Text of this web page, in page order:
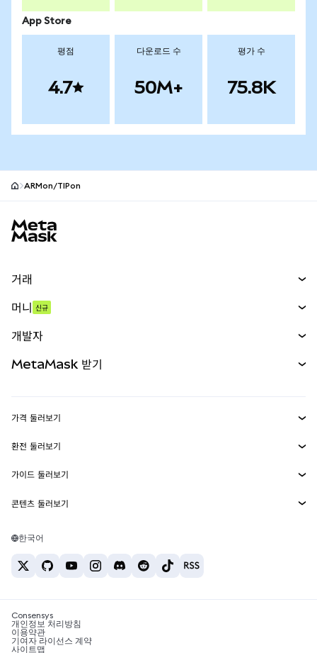
App Store
평점
4.7
다운로드 수
50M+
평가 수
75.8K
ARMon/TIPon
거래
무기한 선물
실물자산
머니 신규
개발자
MetaMask Connect
Snaps
웹3 서비스
MetaMask 받기
보안
고객 지원
채용
가격 둘러보기
이더리움 가격
솔라나 가격
테더 가격
환전 둘러보기
ETH를 USD로 환전
USDT를 INR로 환전
BTC를 INR로 환전
ETH를 USDT로 환전
가이드 둘러보기
ETH 매수
USDT 매수
SHIB 매수
BNB 매수
콘텐츠 둘러보기
솔라나 지갑
암호화폐 세금 뉴스
암호화폐 매수 방법
한국어
Consensys
개인정보 처리방침
이용약관
기여자 라이선스 계약
사이트맵